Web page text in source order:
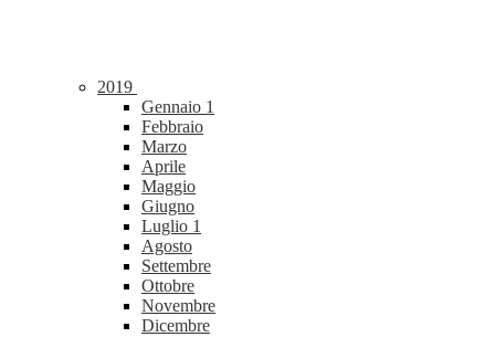
2019
Gennaio 1
Febbraio
Marzo
Aprile
Maggio
Giugno
Luglio 1
Agosto
Settembre
Ottobre
Novembre
Dicembre